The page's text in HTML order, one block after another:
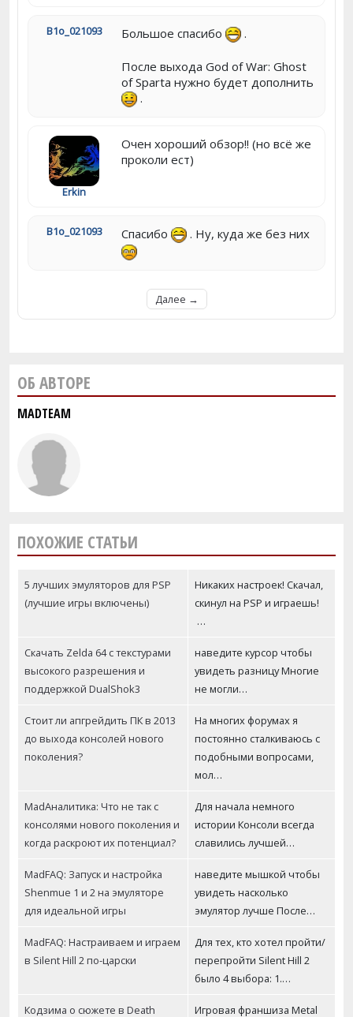
B1o_021093 Большое спасибо .
После выхода God of War: Ghost
of Sparta нужно будет дополнить
.
Erkin
Очен хороший обзор!! (но всё же
проколи ест)
B1o_021093 Спасибо . Ну, куда же без них
Далее →
ОБ АВТОРЕ
MADTEAM
ПОХОЖИЕ СТАТЬИ
5 лучших эмуляторов для PSP
(лучшие игры включены)
Никаких настроек! Скачал,
скинул на PSP и играешь!
…
Скачать Zelda 64 с текстурами
высокого разрешения и
поддержкой DualShok3
наведите курсор чтобы
увидеть разницу Многие
не могли…
Стоит ли апгрейдить ПК в 2013
до выхода консолей нового
поколения?
На многих форумах я
постоянно сталкиваюсь с
подобными вопросами,
мол…
MadАналитика: Что не так с
консолями нового поколения и
когда раскроют их потенциал?
Для начала немного
истории Консоли всегда
славились лучшей…
MadFAQ: Запуск и настройка
Shenmue 1 и 2 на эмуляторе
для идеальной игры
наведите мышкой чтобы
увидеть насколько
эмулятор лучше После…
MadFAQ: Настраиваем и играем
в Silent Hill 2 по-царски
Для тех, кто хотел пройти/
перепройти Silent Hill 2
было 4 выбора: 1.…
Кодзима о сюжете в Death Игровая франшиза Metal